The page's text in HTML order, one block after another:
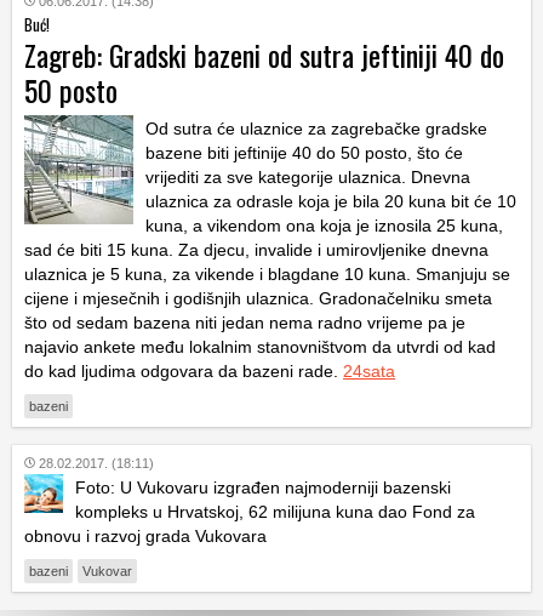
Buć!
Zagreb: Gradski bazeni od sutra jeftiniji 40 do
50 posto
Od sutra će ulaznice za zagrebačke gradske
bazene biti jeftinije 40 do 50 posto, što će
vrijediti za sve kategorije ulaznica. Dnevna
ulaznica za odrasle koja je bila 20 kuna bit će 10
kuna, a vikendom ona koja je iznosila 25 kuna,
sad će biti 15 kuna. Za djecu, invalide i umirovljenike dnevna
ulaznica je 5 kuna, za vikende i blagdane 10 kuna. Smanjuju se
cijene i mjesečnih i godišnjih ulaznica. Gradonačelniku smeta
što od sedam bazena niti jedan nema radno vrijeme pa je
najavio ankete među lokalnim stanovništvom da utvrdi od kad
do kad ljudima odgovara da bazeni rade. 24sata
bazeni
28.02.2017. (18:11)
Foto: U Vukovaru izgrađen najmoderniji bazenski
kompleks u Hrvatskoj, 62 milijuna kuna dao Fond za
obnovu i razvoj grada Vukovara
bazeni Vukovar